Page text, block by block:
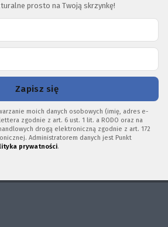
prosto na Twoją skrzynkę!
Zapisz się
moich danych osobowych (imię, adres e-
zgodnie z art. 6 ust. 1 lit. a RODO oraz na
drogą elektroniczną zgodnie z art. 172
Administratorem danych jest Punkt
prywatności.